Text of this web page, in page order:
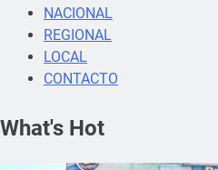
NACIONAL
REGIONAL
LOCAL
CONTACTO
What's Hot